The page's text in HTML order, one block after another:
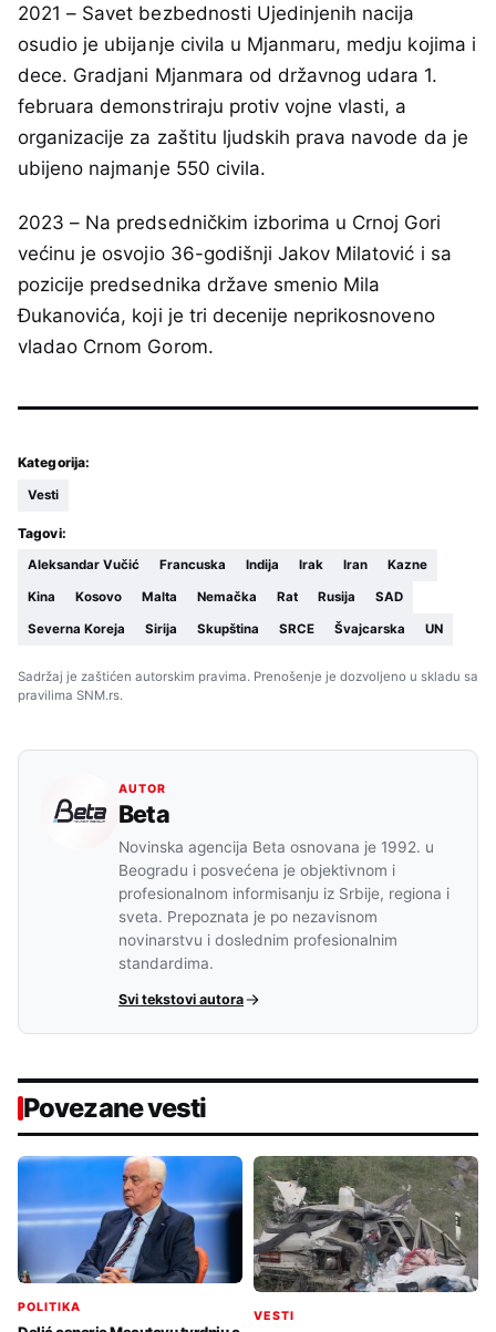
2021 – Savet bezbednosti Ujedinjenih nacija
osudio je ubijanje civila u Mjanmaru, medju kojima i
dece. Gradjani Mjanmara od državnog udara 1.
februara demonstriraju protiv vojne vlasti, a
organizacije za zaštitu ljudskih prava navode da je
ubijeno najmanje 550 civila.
2023 – Na predsedničkim izborima u Crnoj Gori
većinu je osvojio 36-godišnji Jakov Milatović i sa
pozicije predsednika države smenio Mila
Đukanovića, koji je tri decenije neprikosnoveno
vladao Crnom Gorom.
Kategorija:
Vesti
Tagovi:
Aleksandar Vučić Francuska Indija Irak Iran Kazne
Kina Kosovo Malta Nemačka Rat Rusija SAD
Severna Koreja Sirija Skupština SRCE Švajcarska UN
Sadržaj je zaštićen autorskim pravima. Prenošenje je dozvoljeno u skladu sa
pravilima SNM.rs.
AUTOR
Beta
Novinska agencija Beta osnovana je 1992. u
Beogradu i posvećena je objektivnom i
profesionalnom informisanju iz Srbije, regiona i
sveta. Prepoznata je po nezavisnom
novinarstvu i doslednim profesionalnim
standardima.
Svi tekstovi autora
Povezane vesti
POLITIKA
VESTI